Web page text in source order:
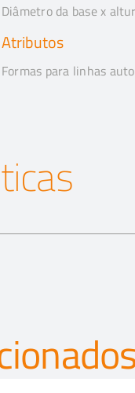
Diâmetro da base x
Atributos
Formas para linhas